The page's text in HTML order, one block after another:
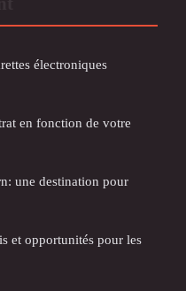
électroniques
en fonction de votre
et opportunités pour les